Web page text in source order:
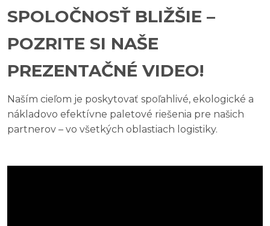
SPOLOČNOSŤ BLIŽŠIE –
POZRITE SI NAŠE
PREZENTAČNÉ VIDEO!
Naším cieľom je poskytovať spoľahlivé, ekologické a
nákladovo efektívne paletové riešenia pre našich
partnerov – vo všetkých oblastiach logistiky.